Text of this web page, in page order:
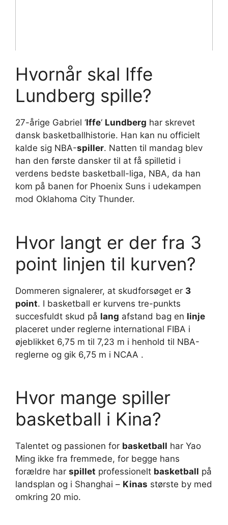
Hvornår skal Iffe
Lundberg spille?
27-årige Gabriel ‘Iffe‘ Lundberg har skrevet
dansk basketballhistorie. Han kan nu officielt
kalde sig NBA-spiller. Natten til mandag blev
han den første dansker til at få spilletid i
verdens bedste basketball-liga, NBA, da han
kom på banen for Phoenix Suns i udekampen
mod Oklahoma City Thunder.
Hvor langt er der fra 3
point linjen til kurven?
Dommeren signalerer, at skudforsøget er 3
point. I basketball er kurvens tre-punkts
succesfuldt skud på lang afstand bag en linje
placeret under reglerne international FIBA ​​i
øjeblikket 6,75 m til 7,23 m i henhold til NBA-
reglerne og gik 6,75 m i NCAA .
Hvor mange spiller
basketball i Kina?
Talentet og passionen for basketball har Yao
Ming ikke fra fremmede, for begge hans
forældre har spillet professionelt basketball på
landsplan og i Shanghai – Kinas største by med
omkring 20 mio.